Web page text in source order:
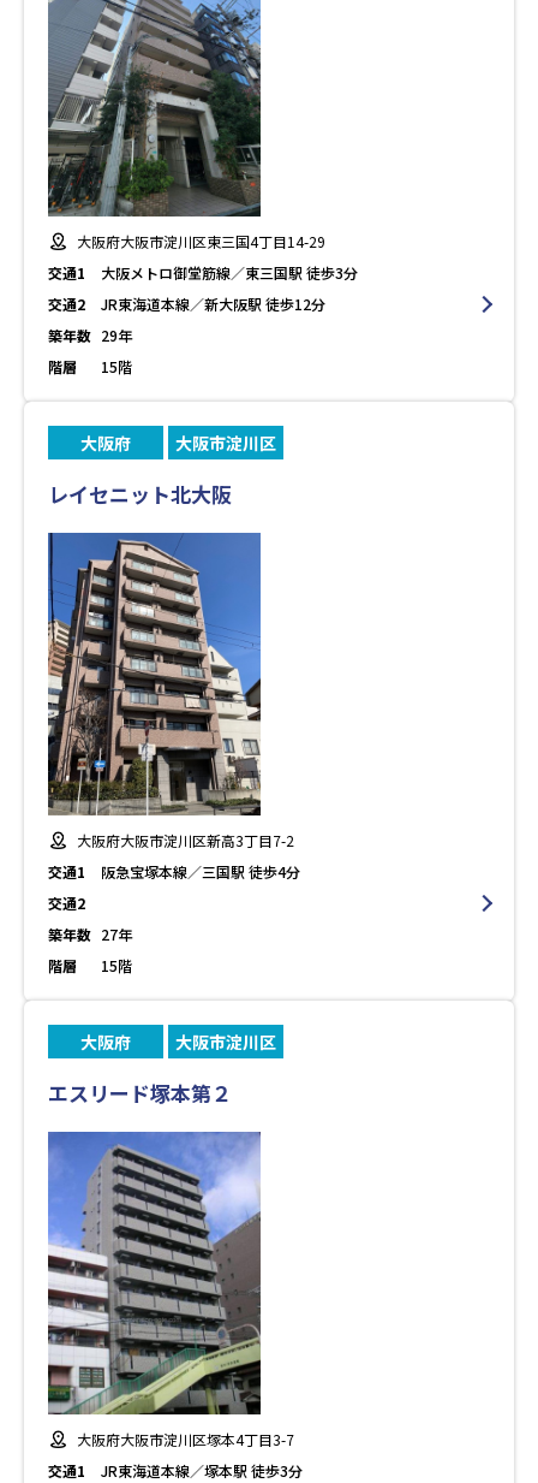
大阪府大阪市淀川区東三国4丁目14-29
交通1
大阪メトロ御堂筋線／東三国駅 徒歩3分
交通2
JR東海道本線／新大阪駅 徒歩12分
築年数 29年
階層
15階
大阪府 大阪市淀川区
レイセニット北大阪
大阪府大阪市淀川区新高3丁目7-2
交通1
阪急宝塚本線／三国駅 徒歩4分
交通2
築年数 27年
階層
15階
大阪府 大阪市淀川区
エスリード塚本第２
大阪府大阪市淀川区塚本4丁目3-7
交通1
JR東海道本線／塚本駅 徒歩3分